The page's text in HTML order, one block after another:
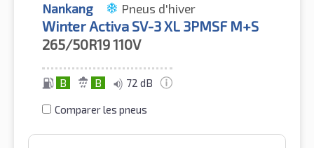
Nankang Pneus d'hiver
Winter Activa SV-3 XL 3PMSF M+S
265/50R19110V
B B 72 dB
Comparer les pneus